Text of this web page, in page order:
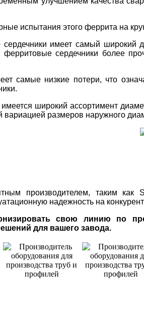
испытания этого феррита на
имеет самый широкий
сердечники более
низкие потери, что
широкий ассортимент
вариацией размеров наружного
производителем, таким как
надежность на
свою линию по
для вашего завода.